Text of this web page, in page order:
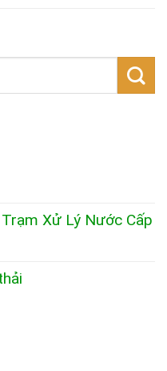
Xử Lý Nước Cấp